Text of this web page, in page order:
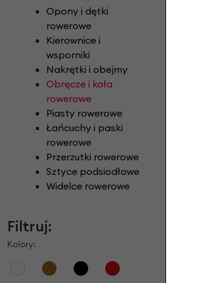
Opony i dętki
rowerowe
Kierownice i
wsporniki
Nakrętki i obejmy
Obręcze i koła
rowerowe
Piasty rowerowe
Łańcuchy i paski
rowerowe
Przerzutki rowerowe
Sztyce podsiodłowe
Widelce rowerowe
Filtruj:
Kolory: